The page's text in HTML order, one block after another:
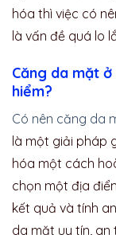
hóa thì việc có
là vấn đề quá lo
Căng da mặt
hiểm?
Có nên căng da
là một giải pháp
hóa một cách
chọn một địa
kết quả và tính
da mặt uy tín, an